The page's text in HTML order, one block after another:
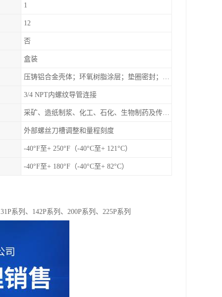
1
12
否
盒装
压铸铝合金壳体；环氧树脂涂层；垫圈密封；卡紧螺丝
3/4 NPT内螺纹导管连接
采矿、造纸制浆、化工、石化、生物制药及传统工业应用领域
外部螺丝刀槽调整和量程刻度
-40°F至+ 250°F（-40°C至+ 121°C）
-40°F至+ 180°F（-40°C至+ 82°C）
系列、142P系列、200P系列、225P系列